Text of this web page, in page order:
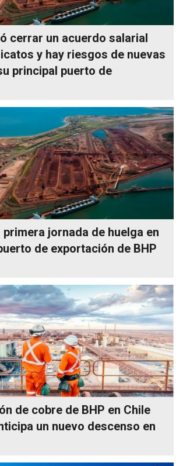
cerrar un acuerdo salarial
y hay riesgos de nuevas
principal puerto de
jornada de huelga en
de exportación de BHP
de cobre de BHP en Chile
un nuevo descenso en